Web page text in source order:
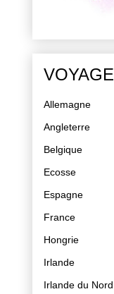
VOYAGE
Allemagne
Angleterre
Belgique
Ecosse
Espagne
France
Hongrie
Irlande
Irlande du Nord